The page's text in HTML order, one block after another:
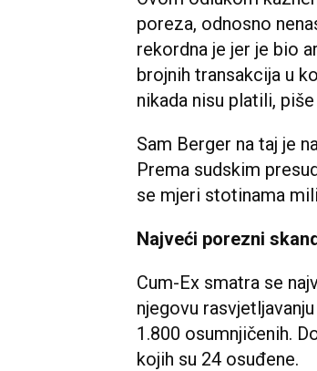
poreza, odnosno
rekordna je jer je bio
brojnih transakcija u
nikada nisu platili, piše
Sam Berger na taj je
Prema sudskim
se mjeri stotinama
Najveći porezni
Cum-Ex smatra se
njegovu
1.800 osumnjičenih.
kojih su 24 osuđene.